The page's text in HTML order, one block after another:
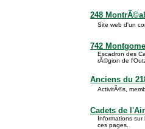
248 MontrÃ©al
Site web d'un
742
Escadron des
rÃ©gion de
Anciens du
ActivitÃ©s,
Cadets de l'Air
Informations
ces pages.